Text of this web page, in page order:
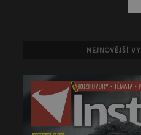
NEJNOVĚJŠÍ